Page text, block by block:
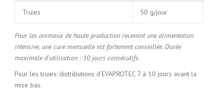
Truies 50 g/jour
Pour les animaux de haute production recevant une alimentation
intensive, une cure mensuelle est fortement conseillée. Durée
maximale d’utilisation : 10 jours consécutifs.
Pour les truies: distributions d’EVAPROTEC 7 à 10 jours avant la
mise bas.